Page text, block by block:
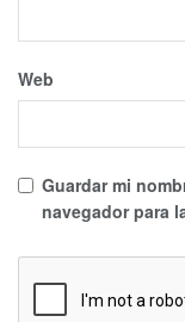
Web
Guardar mi
navegador para